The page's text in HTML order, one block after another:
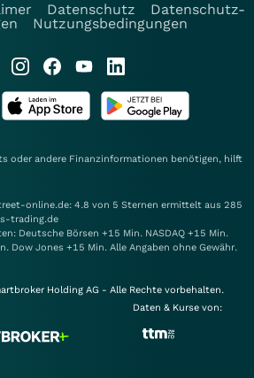
Datenschutz
Datenschutz-
Nutzungsbedingungen
oder andere Finanzinformationen benötigen, hilft
online.de: 4.8 von 5 Sternen ermittelt aus 285
trading.de
Deutsche Börsen +15 Min. NASDAQ +15 Min.
Dow Jones +15 Min. Alle Angaben ohne Gewähr.
Holding AG - Alle Rechte vorbehalten.
Daten & Kurse von: